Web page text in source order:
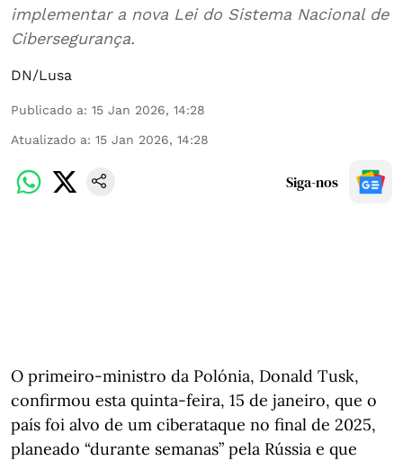
implementar a nova Lei do Sistema Nacional de
Cibersegurança.
DN/Lusa
Publicado a: 15 Jan 2026, 14:28
Atualizado a: 15 Jan 2026, 14:28
Siga-nos
O primeiro-ministro da Polónia, Donald Tusk,
confirmou esta quinta-feira, 15 de janeiro, que o
país foi alvo de um ciberataque no final de 2025,
planeado “durante semanas” pela Rússia e que